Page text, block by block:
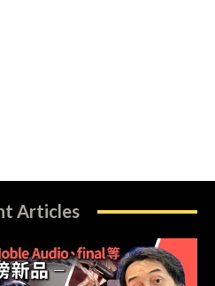
Articles